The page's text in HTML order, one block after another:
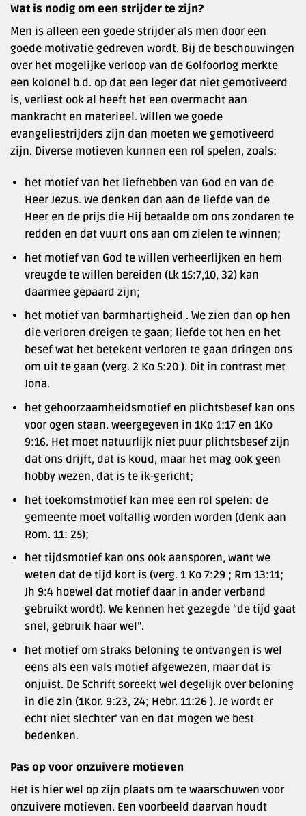
Wat is nodig om een strijder te zijn?
Men is alleen een goede strijder als men door een
goede motivatie gedreven wordt. Bij de beschouwingen
over het mogelijke verloop van de Golfoorlog merkte
een kolonel b.d. op dat een leger dat niet gemotiveerd
is, verliest ook al heeft het een overmacht aan
mankracht en materieel. Willen we goede
evangeliestrijders zijn dan moeten we gemotiveerd
zijn. Diverse motieven kunnen een rol spelen, zoals:
het motief van het liefhebben van God en van de
Heer Jezus. We denken dan aan de liefde van de
Heer en de prijs die Hij betaalde om ons zondaren te
redden en dat vuurt ons aan om zielen te winnen;
het motief van God te willen verheerlijken en hem
vreugde te willen bereiden (Lk 15:7,10, 32) kan
daarmee gepaard zijn;
het motief van barmhartigheid . We zien dan op hen
die verloren dreigen te gaan; liefde tot hen en het
besef wat het betekent verloren te gaan dringen ons
om uit te gaan (verg. 2 Ko 5:20 ). Dit in contrast met
Jona.
het gehoorzaamheidsmotief en plichtsbesef kan ons
voor ogen staan. weergegeven in 1Ko 1:17 en 1Ko
9:16. Het moet natuurlijk niet puur plichtsbesef zijn
dat ons drijft, dat is koud, maar het mag ook geen
hobby wezen, dat is te ik-gericht;
het toekomstmotief kan mee een rol spelen: de
gemeente moet voltallig worden worden (denk aan
Rom. 11: 25);
het tijdsmotief kan ons ook aansporen, want we
weten dat de tijd kort is (verg. 1 Ko 7:29 ; Rm 13:11;
Jh 9:4 hoewel dat motief daar in ander verband
gebruikt wordt). We kennen het gezegde “de tijd gaat
snel, gebruik haar wel”.
het motief om straks beloning te ontvangen is wel
eens als een vals motief afgewezen, maar dat is
onjuist. De Schrift soreekt wel degelijk over beloning
in die zin (1Kor. 9:23, 24; Hebr. 11:26 ). Je wordt er
echt niet slechter’ van en dat mogen we best
bedenken.
Pas op voor onzuivere motieven
Het is hier wel op zijn plaats om te waarschuwen voor
onzuivere motieven. Een voorbeeld daarvan houdt